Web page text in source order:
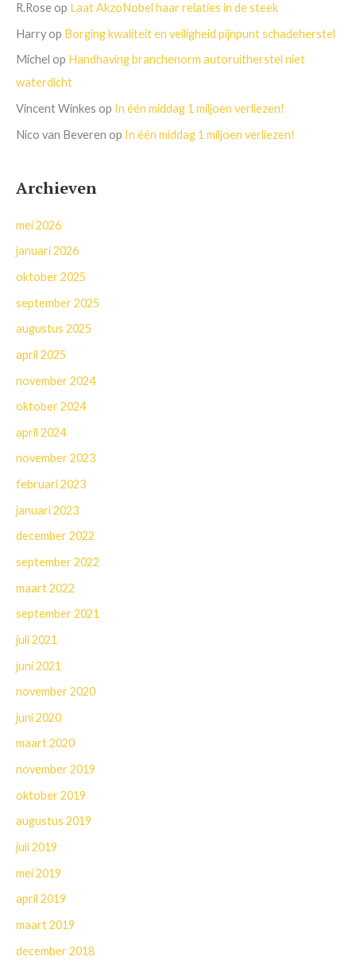
R.Roseop Laat AkzoNobel haar relaties in de steek
Harryop Borging kwaliteit en veiligheid pijnpunt schadeherstel
Michel op Handhaving branchenorm autoruitherstel niet
waterdicht
Vincent Winkes op In één middag 1 miljoen verliezen!
Nico van Beveren op In één middag 1 miljoen verliezen!
Archieven
mei 2026
januari 2026
oktober 2025
september 2025
augustus 2025
april 2025
november 2024
oktober 2024
april 2024
november 2023
februari 2023
januari 2023
december 2022
september 2022
maart 2022
september 2021
juli 2021
juni 2021
november 2020
juni 2020
maart 2020
november 2019
oktober 2019
augustus 2019
juli 2019
mei 2019
april 2019
maart 2019
december 2018